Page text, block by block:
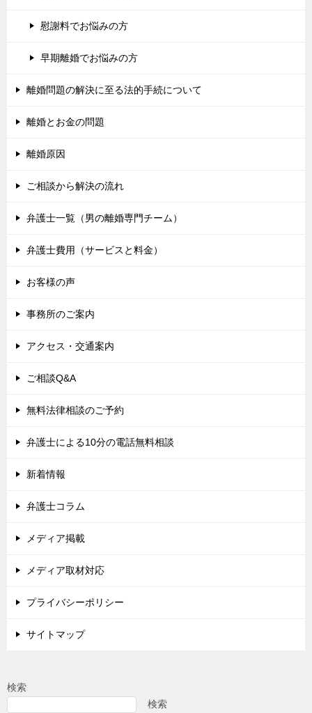
慰謝料でお悩みの方
早期離婚でお悩みの方
離婚問題の解決に至る法的手続について
離婚とお金の問題
離婚原因
ご相談から解決の流れ
弁護士一覧（男の離婚専門チーム）
弁護士費用（サービスと料金）
お客様の声
事務所のご案内
アクセス・交通案内
ご相談Q&A
無料法律相談のご予約
弁護士による10分の電話無料相談
新着情報
弁護士コラム
メディア掲載
メディア取材対応
プライバシーポリシー
サイトマップ
検索
検索